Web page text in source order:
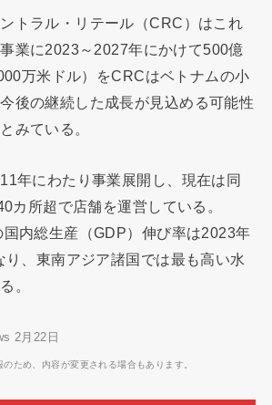
トラル・リテール（CRC）はこれ
業に2023～2027年にかけて500億
万米ドル）をCRCはベトナムの小
後の継続した成長が見込める可能性
みている。
年にわたり事業展開し、現在は同
カ所超で店舗を運営している。
内総生産（GDP）伸び率は2023年
り、東南アジア諸国では最も高い水
。
2月22日
ため、内容が変更される場合もあります。